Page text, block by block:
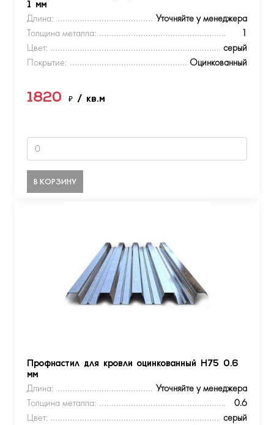
1 мм
Длина:
Уточняйте у менеджера
Толщина металла:
1
Цвет:
серый
Покрытие:
Оцинкованный
1820 ₽ / кв.м
В КОРЗИНУ
Профнастил для кровли оцинкованный Н75 0.6
мм
Длина:
Уточняйте у менеджера
Толщина металла:
0.6
Цвет:
серый